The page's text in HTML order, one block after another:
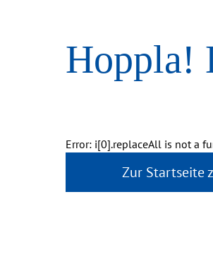
Hoppla!
Error: i[0].replaceAll is not a
Zur Startseite